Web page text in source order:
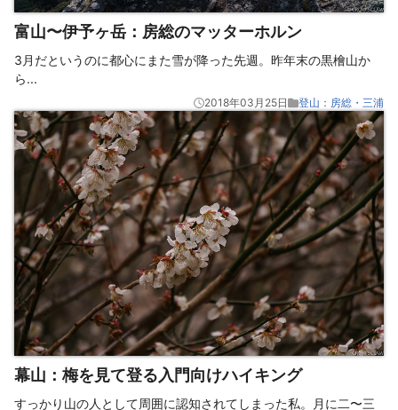
富山〜伊予ヶ岳：房総のマッターホルン
3月だというのに都心にまた雪が降った先週。昨年末の黒檜山か
ら...
2018年03月25日 登山：房総・三浦
幕山：梅を見て登る入門向けハイキング
すっかり山の人として周囲に認知されてしまった私。月に二〜三